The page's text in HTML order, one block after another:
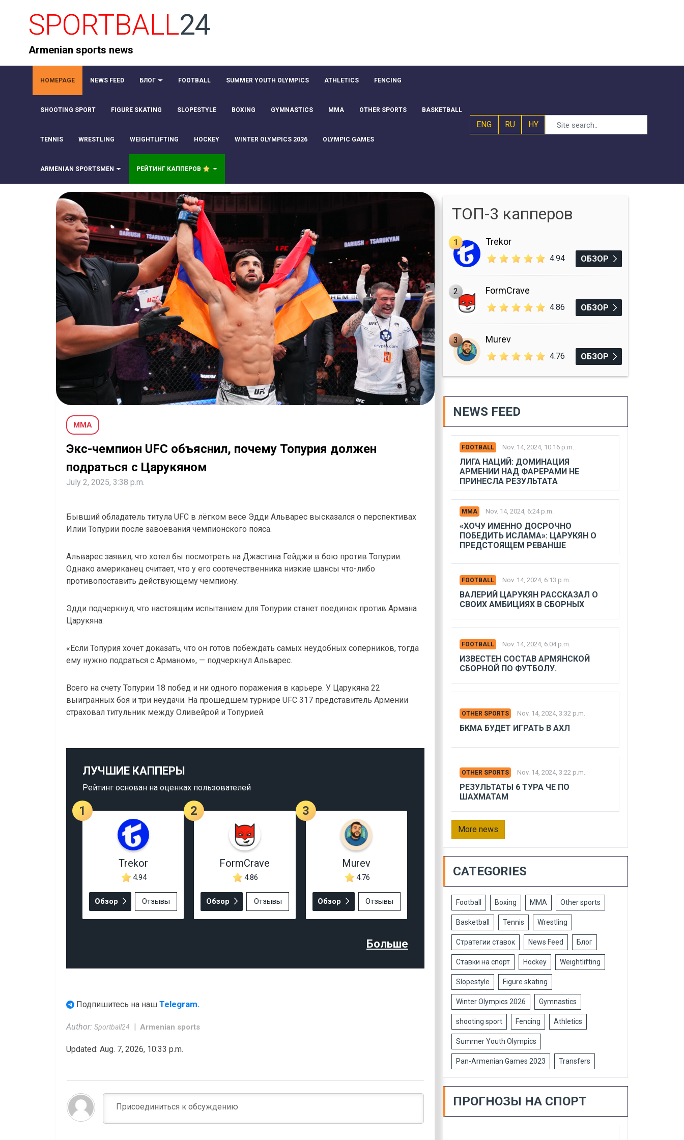
SPORTBALL24
Armenian sports news
HOMEPAGE NEWS FEED БЛОГ FOOTBALL SUMMER YOUTH OLYMPICS ATHLETICS FENCING
SHOOTING SPORT FIGURE SKATING SLOPESTYLE BOXING GYMNASTICS MMA OTHER SPORTS BASKETBALL
TENNIS WRESTLING WEIGHTLIFTING HOCKEY WINTER OLYMPICS 2026 OLYMPIC GAMES
ARMENIAN SPORTSMEN РЕЙТИНГ КАППЕРОВ
ENG RU HY
MMA
Экс-чемпион UFC объяснил, почему Топурия должен
подраться с Царукяном
July 2, 2025, 3:38 p.m.
Бывший обладатель титула UFC в лёгком весе Эдди Альварес высказался о перспективах
Илии Топурии после завоевания чемпионского пояса.
Альварес заявил, что хотел бы посмотреть на Джастина Гейджи в бою против Топурии.
Однако американец считает, что у его соотечественника низкие шансы что-либо
противопоставить действующему чемпиону.
Эдди подчеркнул, что настоящим испытанием для Топурии станет поединок против Армана
Царукяна:
«Если Топурия хочет доказать, что он готов побеждать самых неудобных соперников, тогда
ему нужно подраться с Арманом», — подчеркнул Альварес.
Всего на счету Топурии 18 побед и ни одного поражения в карьере. У Царукяна 22
выигранных боя и три неудачи. На прошедшем турнире UFC 317 представитель Армении
страховал титульник между Оливейрой и Топурией.
ЛУЧШИЕ КАППЕРЫ
Рейтинг основан на оценках пользователей
1
Trekor
4.94
Обзор Отзывы
2
FormCrave
4.86
Обзор Отзывы
3
Murev
4.76
Обзор Отзывы
Больше
Подпишитесь на наш Telegram.
Author: Sportball24 Armenian sports
Updated: Aug. 7, 2026, 10:33 p.m.
ТОП-3 капперов
1 Trekor
4.94 ОБЗОР
2 FormCrave
4.86 ОБЗОР
3 Murev
4.76 ОБЗОР
NEWS FEED
FOOTBALL Nov. 14, 2024, 10:16 p.m.
ЛИГА НАЦИЙ: ДОМИНАЦИЯ
АРМЕНИИ НАД ФАРЕРАМИ НЕ
ПРИНЕСЛА РЕЗУЛЬТАТА
MMA Nov. 14, 2024, 6:24 p.m.
«ХОЧУ ИМЕННО ДОСРОЧНО
ПОБЕДИТЬ ИСЛАМА»: ЦАРУКЯН О
ПРЕДСТОЯЩЕМ РЕВАНШЕ
FOOTBALL Nov. 14, 2024, 6:13 p.m.
ВАЛЕРИЙ ЦАРУКЯН РАССКАЗАЛ О
СВОИХ АМБИЦИЯХ В СБОРНЫХ
FOOTBALL Nov. 14, 2024, 6:04 p.m.
ИЗВЕСТЕН СОСТАВ АРМЯНСКОЙ
СБОРНОЙ ПО ФУТБОЛУ.
OTHER SPORTS Nov. 14, 2024, 3:32 p.m.
БКМА БУДЕТ ИГРАТЬ В АХЛ
OTHER SPORTS Nov. 14, 2024, 3:22 p.m.
РЕЗУЛЬТАТЫ 6 ТУРА ЧЕ ПО
ШАХМАТАМ
More news
CATEGORIES
Football Boxing MMA Other sports
Basketball Tennis Wrestling
Стратегии ставок News Feed Блог
Ставки на спорт Hockey Weightlifting
Slopestyle Figure skating
Winter Olympics 2026 Gymnastics
shooting sport Fencing Athletics
Summer Youth Olympics
Pan-Armenian Games 2023 Transfers
ПРОГНОЗЫ НА СПОРТ